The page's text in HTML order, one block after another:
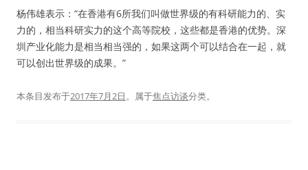
杨伟雄表示：“在香港有6所我们叫做世界级的有科研能力的、实
力的，相当科研实力的这个高等院校，这些都是香港的优势。深
圳产业化能力是相当相当强的，如果这两个可以结合在一起，就
可以创出世界级的成果。”
本条目发布于2017年7月2日。属于焦点访谈分类。